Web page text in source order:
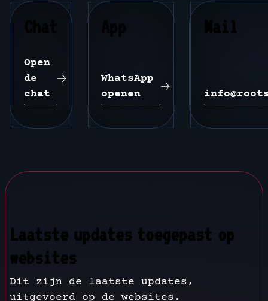
Open
de
chat
App
WhatsApp
openen
Mail
Laatste updates toegepast op
websites
Dit zijn de laatste updates,
uitgevoerd op de websites.